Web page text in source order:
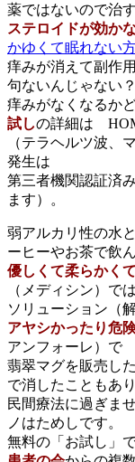
薬ではないので治
ステロイドが効か
かゆくて眠れない
痒みが消えて副作
句ないんじゃない？
痒みがなくなるか
試しの詳細は
（テラヘルツ波、
発生は
第三者機関認証済
ます）。
弱アルカリ性の水
ーヒーやお茶で飲
優しくて柔らかく
（メディシン）で
ソリューション（
アヤシかったり危
アンフォーレ）で
翡翠マグを販売し
で消したこともあり
民間療法に過ぎま
ノはためしです。
無料の「お試し」